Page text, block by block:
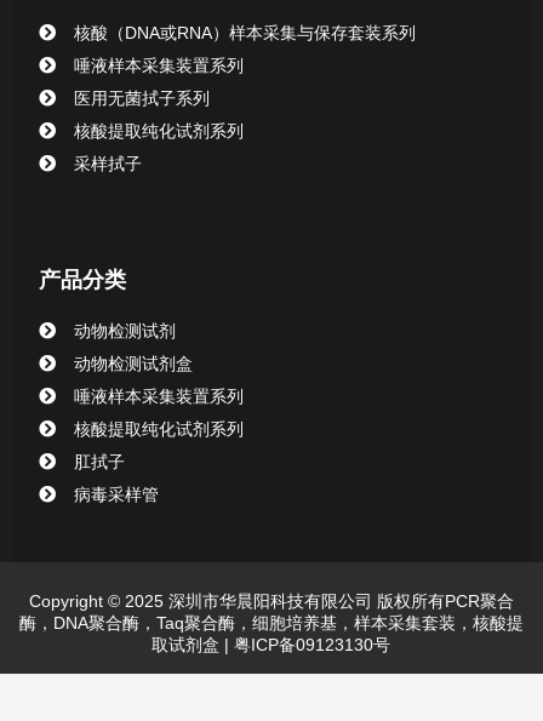
核酸（DNA或RNA）样本采集与保存套装系列
唾液样本采集装置系列
医用无菌拭子系列
核酸提取纯化试剂系列
采样拭子
产品分类
动物检测试剂
动物检测试剂盒
唾液样本采集装置系列
核酸提取纯化试剂系列
肛拭子
病毒采样管
Copyright © 2025 深圳市华晨阳科技有限公司 版权所有PCR聚合
酶，DNA聚合酶，Taq聚合酶，细胞培养基，样本采集套装，核酸提
取试剂盒 | 粤ICP备09123130号